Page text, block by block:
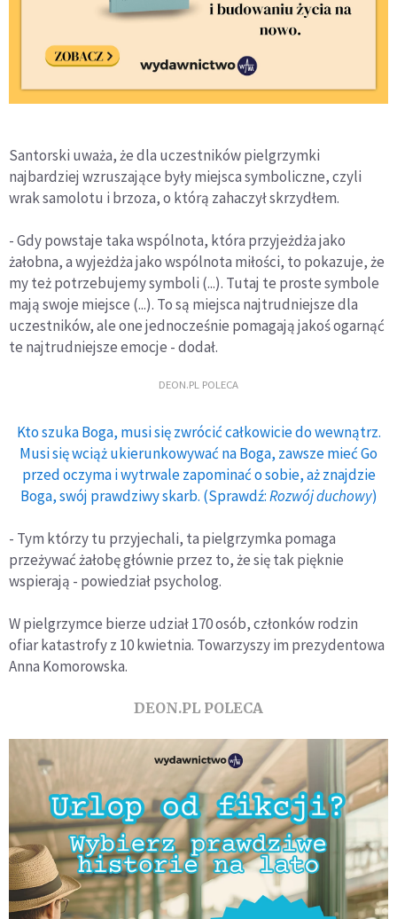
Santorski uważa, że dla uczestników pielgrzymki
najbardziej wzruszające były miejsca symboliczne, czyli
wrak samolotu i brzoza, o którą zahaczył skrzydłem.
- Gdy powstaje taka wspólnota, która przyjeżdża jako
żałobna, a wyjeżdża jako wspólnota miłości, to pokazuje, że
my też potrzebujemy symboli (...). Tutaj te proste symbole
mają swoje miejsce (...). To są miejsca najtrudniejsze dla
uczestników, ale one jednocześnie pomagają jakoś ogarnąć
te najtrudniejsze emocje - dodał.
DEON.PL POLECA
Kto szuka Boga, musi się zwrócić całkowicie do wewnątrz.
Musi się wciąż ukierunkowywać na Boga, zawsze mieć Go
przed oczyma i wytrwale zapominać o sobie, aż znajdzie
Boga, swój prawdziwy skarb. (Sprawdź:Rozwój duchowy)
- Tym którzy tu przyjechali, ta pielgrzymka pomaga
przeżywać żałobę głównie przez to, że się tak pięknie
wspierają - powiedział psycholog.
W pielgrzymce bierze udział 170 osób, członków rodzin
ofiar katastrofy z 10 kwietnia. Towarzyszy im prezydentowa
Anna Komorowska.
DEON.PL POLECA